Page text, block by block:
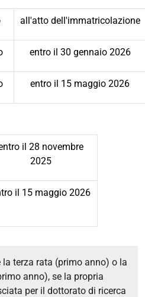
all'atto dell'immatricolazione
entro il 30 gennaio 2026
entro il 15 maggio 2026
il 28 novembre
2025
il 15 maggio 2026
la terza rata (primo anno) o la
anno), se la propria
per il dottorato di ricerca